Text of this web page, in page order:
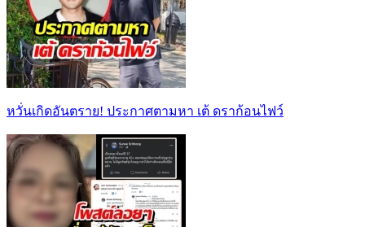
หวั่นเกิดอันตราย! ประกาศตามหา เต้ ดราก้อนไฟว์